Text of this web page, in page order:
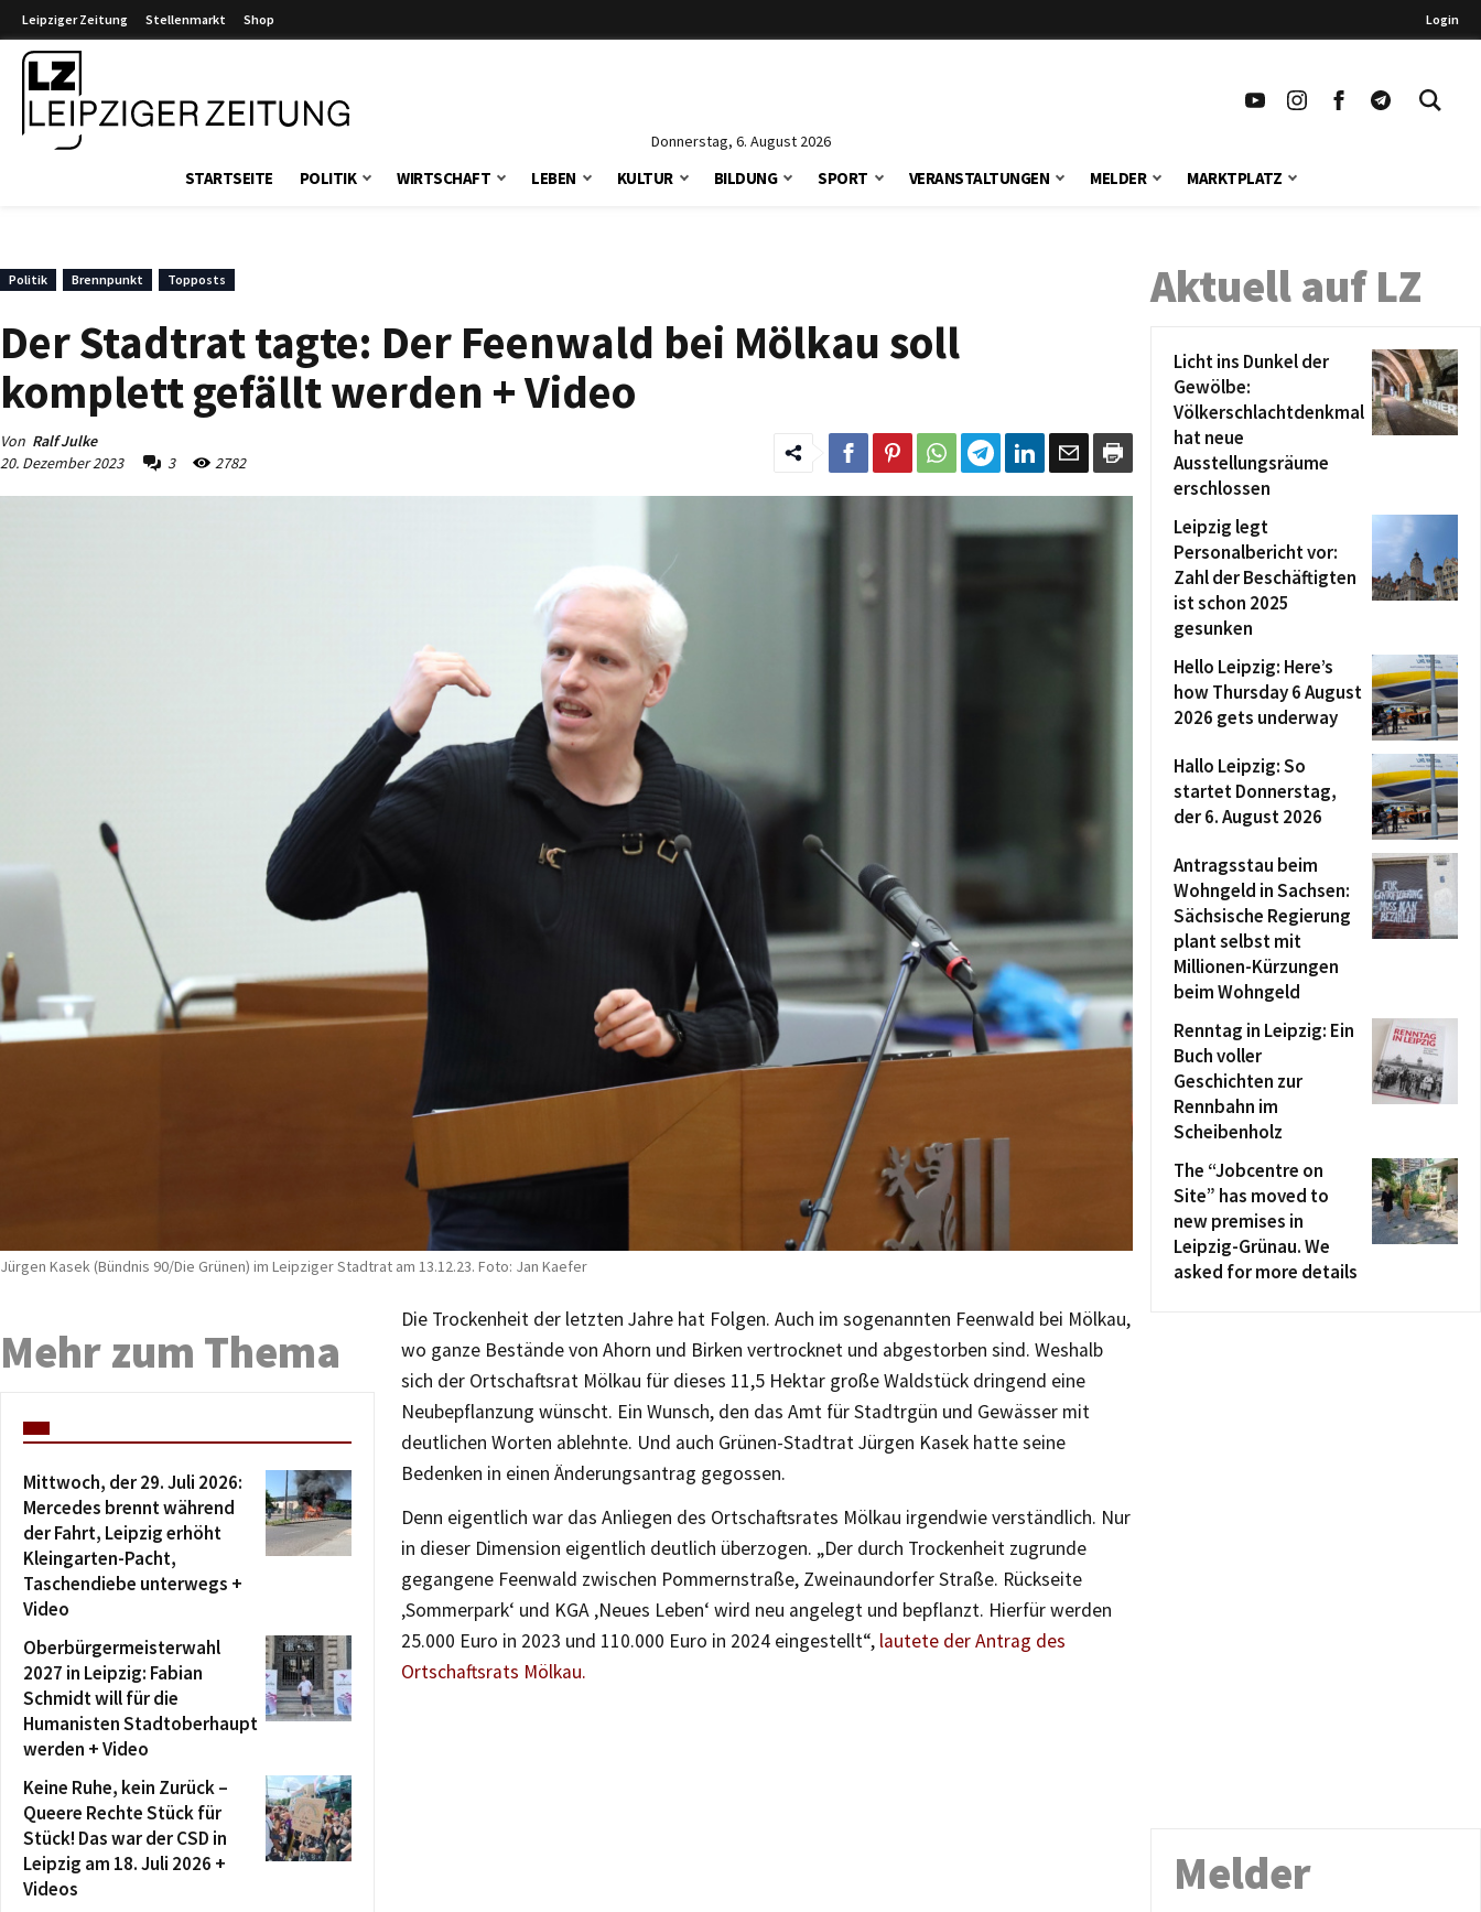
Leipziger Zeitung Stellenmarkt Shop Login
Donnerstag, 6. August 2026
STARTSEITE POLITIK WIRTSCHAFT LEBEN KULTUR BILDUNG SPORT VERANSTALTUNGEN MELDER MARKTPLATZ
Politik Brennpunkt Topposts
Der Stadtrat tagte: Der Feenwald bei Mölkau soll
komplett gefällt werden + Video
Von Ralf Julke
20. Dezember 2023
3 2782
Jürgen Kasek (Bündnis 90/Die Grünen) im Leipziger Stadtrat am 13.12.23. Foto: Jan Kaefer
Die Trockenheit der letzten Jahre hat Folgen. Auch im sogenannten Feenwald bei Mölkau,
wo ganze Bestände von Ahorn und Birken vertrocknet und abgestorben sind. Weshalb
sich der Ortschaftsrat Mölkau für dieses 11,5 Hektar große Waldstück dringend eine
Neubepflanzung wünscht. Ein Wunsch, den das Amt für Stadtrgün und Gewässer mit
deutlichen Worten ablehnte. Und auch Grünen-Stadtrat Jürgen Kasek hatte seine
Bedenken in einen Änderungsantrag gegossen.
Denn eigentlich war das Anliegen des Ortschaftsrates Mölkau irgendwie verständlich. Nur
in dieser Dimension eigentlich deutlich überzogen. „Der durch Trockenheit zugrunde
gegangene Feenwald zwischen Pommernstraße, Zweinaundorfer Straße. Rückseite
‚Sommerpark‘ und KGA ‚Neues Leben‘ wird neu angelegt und bepflanzt. Hierfür werden
25.000 Euro in 2023 und 110.000 Euro in 2024 eingestellt“, lautete der Antrag des
Ortschaftsrats Mölkau.
Mehr zum Thema
Mittwoch, der 29. Juli 2026:
Mercedes brennt während
der Fahrt, Leipzig erhöht
Kleingarten-Pacht,
Taschendiebe unterwegs +
Video
Oberbürgermeisterwahl
2027 in Leipzig: Fabian
Schmidt will für die
Humanisten Stadtoberhaupt
werden + Video
Keine Ruhe, kein Zurück –
Queere Rechte Stück für
Stück! Das war der CSD in
Leipzig am 18. Juli 2026 +
Videos
Aktuell auf LZ
Licht ins Dunkel der
Gewölbe:
Völkerschlachtdenkmal
hat neue
Ausstellungsräume
erschlossen
Leipzig legt
Personalbericht vor:
Zahl der Beschäftigten
ist schon 2025
gesunken
Hello Leipzig: Here’s
how Thursday 6 August
2026 gets underway
Hallo Leipzig: So
startet Donnerstag,
der 6. August 2026
Antragsstau beim
Wohngeld in Sachsen:
Sächsische Regierung
plant selbst mit
Millionen-Kürzungen
beim Wohngeld
Renntag in Leipzig: Ein
Buch voller
Geschichten zur
Rennbahn im
Scheibenholz
The “Jobcentre on
Site” has moved to
new premises in
Leipzig-Grünau. We
asked for more details
Melder